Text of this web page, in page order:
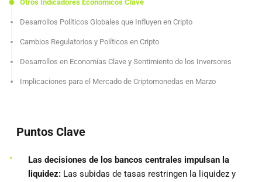
Otros Indicadores Económicos Clave
Desarrollos Políticos Globales que Influyen en Cripto
Cambios Regulatorios y Políticos en Cripto
Desarrollos en Economías Clave y Sentimiento de los Inversores
Implicaciones para el Mercado de Criptomonedas en Marzo
Puntos Clave
Las decisiones de los bancos centrales impulsan la
liquidez: Las subidas de tasas restringen la liquidez y